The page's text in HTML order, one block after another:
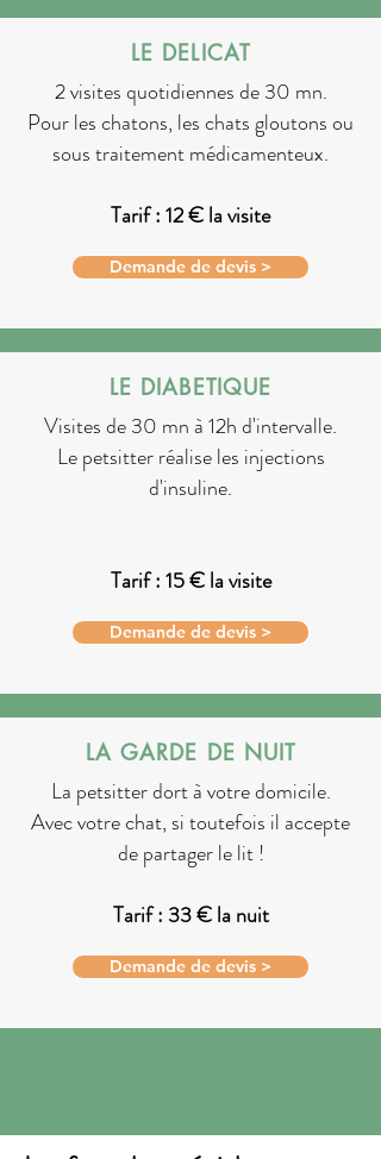
LE DELICAT
2 visites quotidiennes de 30 mn.
Pour les chatons, les chats gloutons ou
sous traitement médicamenteux.
Tarif : 12 € la visite
Demande de devis >
LE DIABETIQUE
Visites de 30 mn à 12h d'intervalle.
Le petsitter réalise les injections
d'insuline.
Tarif : 15 € la visite
Demande de devis >
LA GARDE DE NUIT
La petsitter dort à votre domicile.
Avec votre chat, si toutefois il accepte
de partager le lit !
Tarif : 33 € la nuit
Demande de devis >